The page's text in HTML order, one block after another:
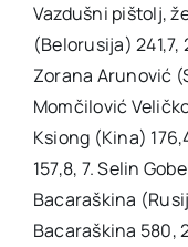
Vazdušni pištolj,
(Belorusija) 241,7,
Zorana Arunović
Momčilović
Ksiong (Kina)
157,8, 7. Selin
Bacaraškina
Bacaraškina 580,